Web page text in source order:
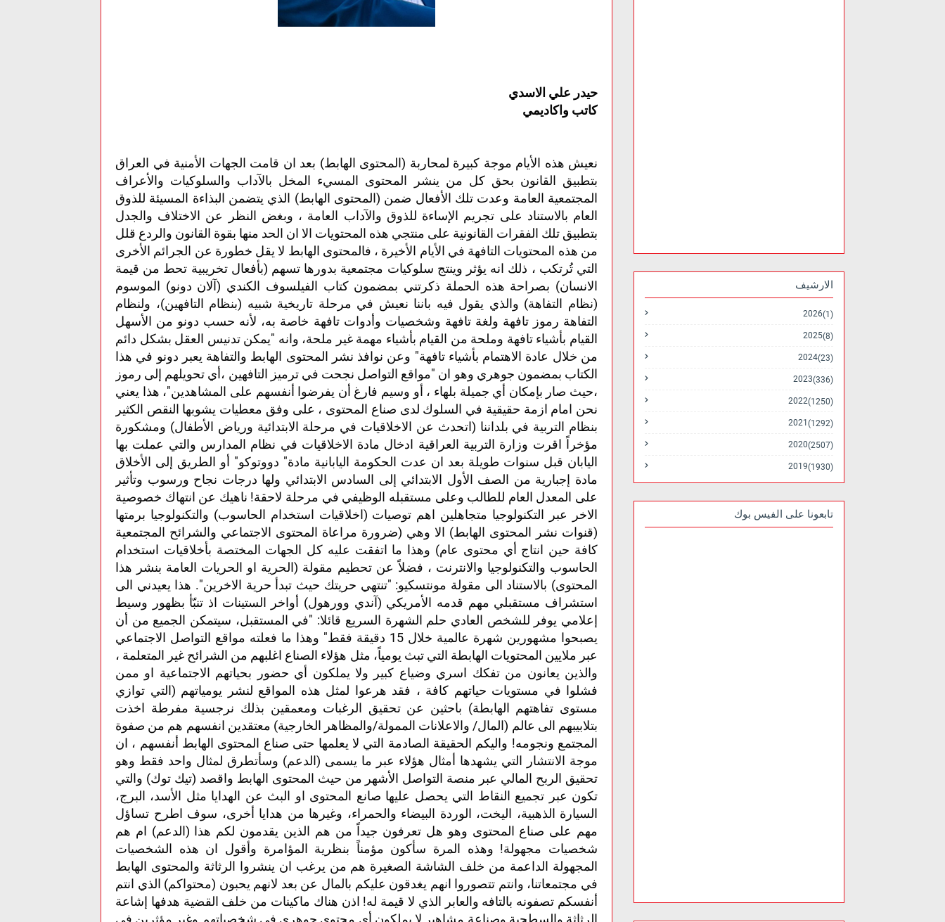
حيدر علي الاسدي
كاتب واكاديمي
نعيش هذه الأيام موجة كبيرة لمحاربة (المحتوى الهابط) بعد ان قامت الجهات الأمنية في العراق
بتطبيق القانون بحق كل من ينشر المحتوى المسيء المخل بالآداب والسلوكيات والأعراف
المجتمعية العامة وعدت تلك الأفعال ضمن (المحتوى الهابط) الذي يتضمن البذاءة المسيئة للذوق
العام بالاستناد على تجريم الإساءة للذوق والآداب العامة ، وبغض النظر عن الاختلاف والجدل
بتطبيق تلك الفقرات القانونية على منتجي هذه المحتويات الا ان الحد منها بقوة القانون والردع قلل
من هذه المحتويات التافهة في الأيام الأخيرة ، فالمحتوى الهابط لا يقل خطورة عن الجرائم الأخرى
التي تُرتكب ، ذلك انه يؤثر وينتج سلوكيات مجتمعية بدورها تسهم (بأفعال تخريبية تحط من قيمة
الانسان) بصراحة هذه الحملة ذكرتني بمضمون كتاب الفيلسوف الكندي (آلان دونو) الموسوم
(نظام التفاهة) والذي يقول فيه باننا نعيش في مرحلة تاريخية شبيه (بنظام التافهين)، ولنظام
التفاهة رموز تافهة ولغة تافهة وشخصيات وأدوات تافهة خاصة به، لأنه حسب دونو من الأسهل
القيام بأشياء تافهة وملحة من القيام بأشياء مهمة غير ملحة، وانه "يمكن تدنيس العقل بشكل دائم
من خلال عادة الاهتمام بأشياء تافهة" وعن نوافذ نشر المحتوى الهابط والتفاهة يعبر دونو في هذا
الكتاب بمضمون جوهري وهو ان "مواقع التواصل نجحت في ترميز التافهين ،أي تحويلهم إلى رموز
،حيث صار بإمكان أي جميلة بلهاء ، أو وسيم فارغ أن يفرضوا أنفسهم على المشاهدين"، هذا يعني
نحن امام ازمة حقيقية في السلوك لدى صناع المحتوى ، على وفق معطيات يشوبها النقص الكثير
بنظام التربية في بلداننا (اتحدث عن الاخلاقيات في مرحلة الابتدائية ورياض الأطفال) ومشكورة
مؤخراً اقرت وزارة التربية العراقية ادخال مادة الاخلاقيات في نظام المدارس والتي عملت بها
اليابان قبل سنوات طويلة بعد ان عدت الحكومة اليابانية مادة" دووتوكو" أو الطريق إلى الأخلاق
مادة إجبارية من الصف الأول الابتدائي إلى السادس الابتدائي ولها درجات نجاح ورسوب وتأثير
على المعدل العام للطالب وعلى مستقبله الوظيفي في مرحلة لاحقة! ناهيك عن انتهاك خصوصية
الاخر عبر التكنولوجيا متجاهلين اهم توصيات (اخلاقيات استخدام الحاسوب) والتكنولوجيا برمتها
(قنوات نشر المحتوى الهابط) الا وهي (ضرورة مراعاة المحتوى الاجتماعي والشرائح المجتمعية
كافة حين انتاج أي محتوى عام) وهذا ما اتفقت عليه كل الجهات المختصة بأخلاقيات استخدام
الحاسوب والتكنولوجيا والانترنت ، فضلاً عن تحطيم مقولة (الحرية او الحريات العامة بنشر هذا
المحتوى) بالاستناد الى مقولة مونتسكيو: "تنتهي حريتك حيث تبدأ حرية الاخرين". هذا يعيدني الى
استشراف مستقبلي مهم قدمه الأمريكي (آندي وورهول) أواخر الستينات اذ تنبّأ بظهور وسيط
إعلامي يوفر للشخص العادي حلم الشهرة السريع قائلا: "في المستقبل، سيتمكن الجميع من أن
يصبحوا مشهورين شهرة عالمية خلال 15 دقيقة فقط" وهذا ما فعلته مواقع التواصل الاجتماعي
عبر ملايين المحتويات الهابطة التي تبث يومياً، مثل هؤلاء الصناع اغلبهم من الشرائح غير المتعلمة ،
والذين يعانون من تفكك اسري وضياع كبير ولا يملكون أي حضور بحياتهم الاجتماعية او ممن
فشلوا في مستويات حياتهم كافة ، فقد هرعوا لمثل هذه المواقع لنشر يومياتهم (التي توازي
مستوى تفاهتهم الهابطة) باحثين عن تحقيق الرغبات ومعمقين بذلك نرجسية مفرطة اخذت
بتلابيبهم الى عالم (المال/ والاعلانات الممولة/والمظاهر الخارجية) معتقدين انفسهم هم من صفوة
المجتمع ونجومه! واليكم الحقيقة الصادمة التي لا يعلمها حتى صناع المحتوى الهابط أنفسهم ، ان
موجة الانتشار التي يشهدها أمثال هؤلاء عبر ما يسمى (الدعم) وسأتطرق لمثال واحد فقط وهو
تحقيق الربح المالي عبر منصة التواصل الأشهر من حيث المحتوى الهابط واقصد (تيك توك) والتي
تكون عبر تجميع النقاط التي يحصل عليها صانع المحتوى او البث عن الهدايا مثل الأسد، البرج،
السيارة الذهبية، اليخت، الوردة البيضاء والحمراء، وغيرها من هدايا أخرى، سوف اطرح تساؤل
مهم على صناع المحتوى وهو هل تعرفون جيداً من هم الذين يقدمون لكم هذا (الدعم) ام هم
شخصيات مجهولة! وهذه المرة سأكون مؤمناً بنظرية المؤامرة وأقول ان هذه الشخصيات
المجهولة الداعمة من خلف الشاشة الصغيرة هم من يرغب ان ينشروا الرثاثة والمحتوى الهابط
في مجتمعاتنا، وانتم تتصوروا انهم يغدقون عليكم بالمال عن بعد لانهم يحبون (محتواكم) الذي انتم
أنفسكم تصفونه بالتافه والعابر الذي لا قيمة له! اذن هناك ماكينات من خلف القضية هدفها إشاعة
الرثاثة والسطحية وصناعة مشاهير لا يملكون أي محتوى جوهري في شخصياتهم وغير مؤثرين في
الارشيف
2026 (1)
2025 (8)
2024 (23)
2023 (336)
2022 (1250)
2021 (1292)
2020 (2507)
2019 (1930)
تابعونا على الفيس بوك